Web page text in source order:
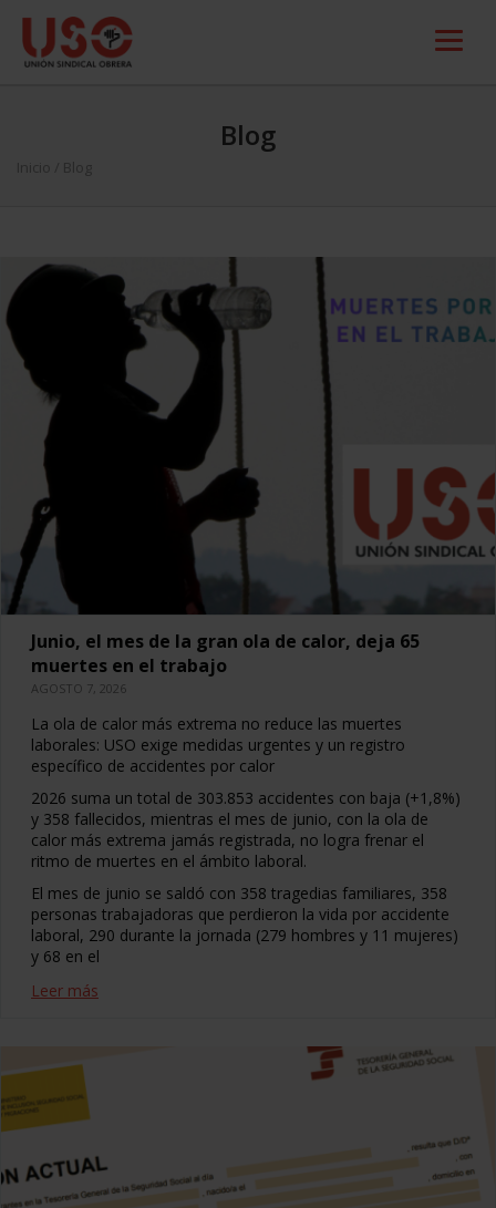
Blog
Inicio / Blog
Junio, el mes de la gran ola de calor, deja 65
muertes en el trabajo
AGOSTO 7, 2026
La ola de calor más extrema no reduce las muertes
laborales: USO exige medidas urgentes y un registro
específico de accidentes por calor
2026 suma un total de 303.853 accidentes con baja (+1,8%)
y 358 fallecidos, mientras el mes de junio, con la ola de
calor más extrema jamás registrada, no logra frenar el
ritmo de muertes en el ámbito laboral.
El mes de junio se saldó con 358 tragedias familiares, 358
personas trabajadoras que perdieron la vida por accidente
laboral, 290 durante la jornada (279 hombres y 11 mujeres)
y 68 en el
Leer más